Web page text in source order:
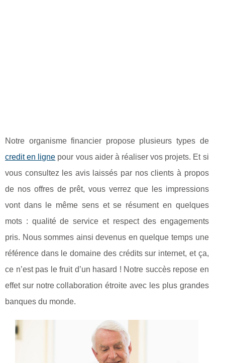
Notre organisme financier propose plusieurs types de
credit en ligne pour vous aider à réaliser vos projets. Et si
vous consultez les avis laissés par nos clients à propos
de nos offres de prêt, vous verrez que les impressions
vont dans le même sens et se résument en quelques
mots : qualité de service et respect des engagements
pris. Nous sommes ainsi devenus en quelque temps une
référence dans le domaine des crédits sur internet, et ça,
ce n’est pas le fruit d’un hasard ! Notre succès repose en
effet sur notre collaboration étroite avec les plus grandes
banques du monde.